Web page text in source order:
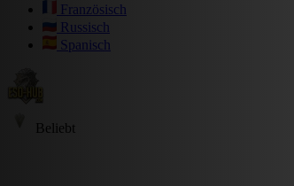
Französisch
Russisch
Spanisch
Beliebt